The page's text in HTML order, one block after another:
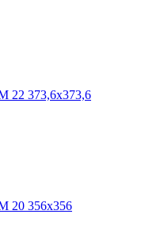
22 373,6х373,6
20 356х356